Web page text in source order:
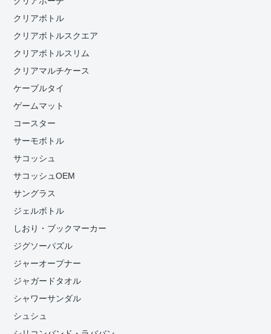
クリアボトル
クリアボトルスクエア
クリアボトルスリム
クリアマルチケース
ケーブルタイ
ゲームマット
コースター
サーモボトル
サコッシュ
サコッシュOEM
サングラス
ジェルボトル
しおり・ブックマーカー
ジグソーパズル
ジャーオープナー
ジャガードタオル
シャワーサンダル
シュシュ